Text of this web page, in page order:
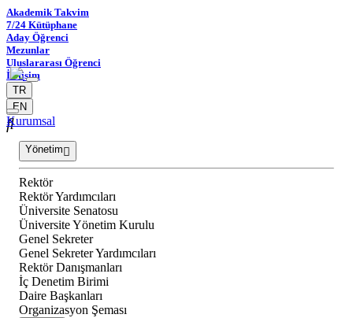
Akademik Takvim
7/24 Kütüphane
Aday Öğrenci
Mezunlar
Uluslararası Öğrenci
İletişim
TR
EN
Kurumsal
Yönetim
Rektör
Rektör Yardımcıları
Üniversite Senatosu
Üniversite Yönetim Kurulu
Genel Sekreter
Genel Sekreter Yardımcıları
Rektör Danışmanları
İç Denetim Birimi
Daire Başkanları
Organizasyon Şeması